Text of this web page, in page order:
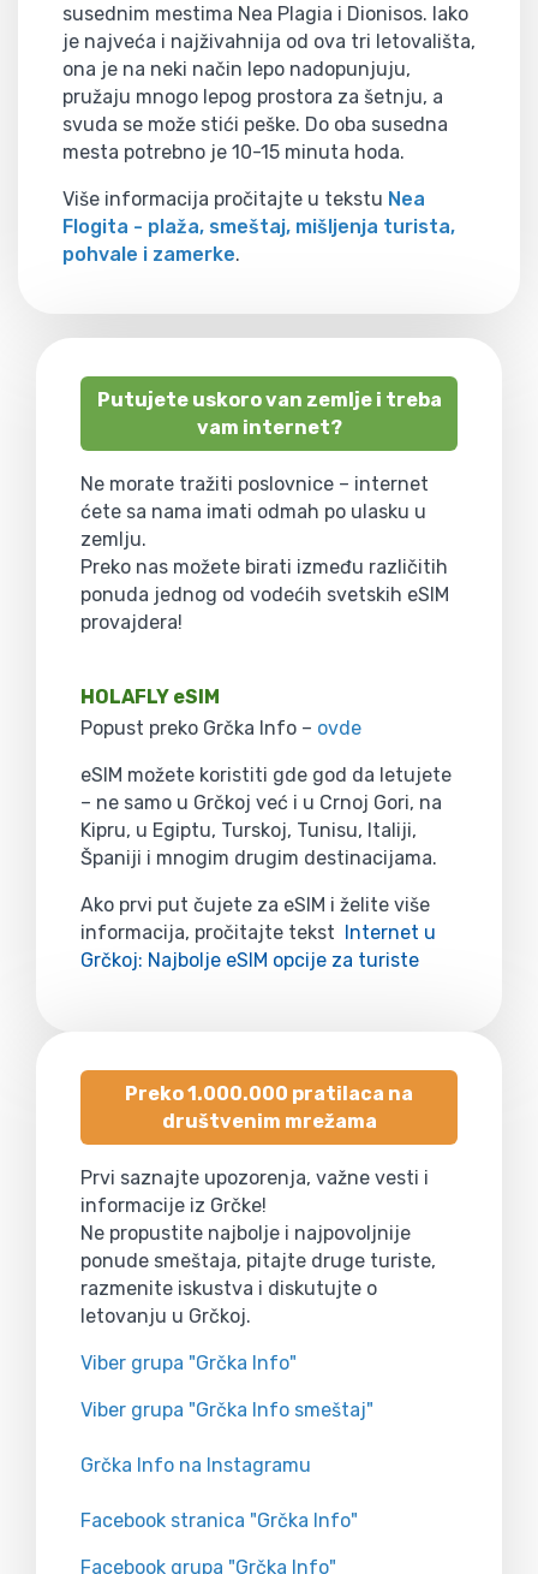
susednim mestima Nea Plagia i Dionisos. Iako
je najveća i najživahnija od ova tri letovališta,
ona je na neki način lepo nadopunjuju,
pružaju mnogo lepog prostora za šetnju, a
svuda se može stići peške. Do oba susedna
mesta potrebno je 10-15 minuta hoda.
Više informacija pročitajte u tekstu Nea
Flogita - plaža, smeštaj, mišljenja turista,
pohvale i zamerke.
Putujete uskoro van zemlje i treba
vam internet?
Ne morate tražiti poslovnice – internet
ćete sa nama imati odmah po ulasku u
zemlju.
Preko nas možete birati između različitih
ponuda jednog od vodećih svetskih eSIM
provajdera!
HOLAFLY eSIM
Popust preko Grčka Info – ovde
eSIM možete koristiti gde god da letujete
– ne samo u Grčkoj već i u Crnoj Gori, na
Kipru, u Egiptu, Turskoj, Tunisu, Italiji,
Španiji i mnogim drugim destinacijama.
Ako prvi put čujete za eSIM i želite više
informacija, pročitajte tekst Internet u
Grčkoj: Najbolje eSIM opcije za turiste
Preko 1.000.000 pratilaca na
društvenim mrežama
Prvi saznajte upozorenja, važne vesti i
informacije iz Grčke!
Ne propustite najbolje i najpovoljnije
ponude smeštaja, pitajte druge turiste,
razmenite iskustva i diskutujte o
letovanju u Grčkoj.
Viber grupa "Grčka Info"
Viber grupa "Grčka Info smeštaj"
Grčka Info na Instagramu
Facebook stranica "Grčka Info"
Facebook grupa "Grčka Info"